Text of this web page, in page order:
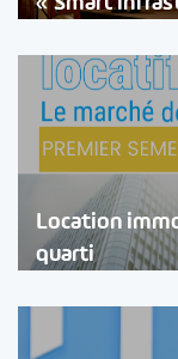
Location
quarti